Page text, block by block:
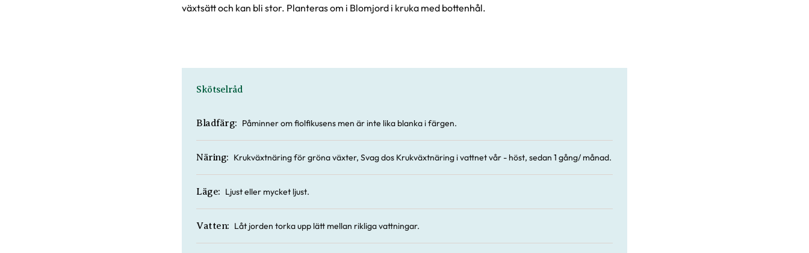
växtsätt och kan bli stor. Planteras om i Blomjord i kruka med bottenhål.
Skötselråd
Bladfärg: Påminner om fiolfikusens men är inte lika blanka i färgen.
Näring: Krukväxtnäring för gröna växter, Svag dos Krukväxtnäring i vattnet vår - höst, sedan 1 gång/ månad.
Läge: Ljust eller mycket ljust.
Vatten: Låt jorden torka upp lätt mellan rikliga vattningar.